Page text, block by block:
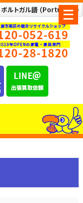
メ
ニ
ュ
ー